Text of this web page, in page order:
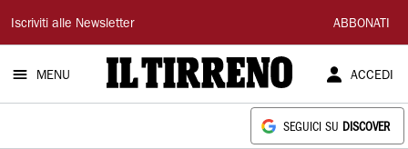
Il
Tirreno
Iscriviti alle Newsletter ABBONATI
MENU ACCEDI
SEGUICI SU DISCOVER